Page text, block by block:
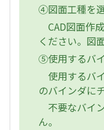
④図面工種を
CAD図面作
ください。図
⑤使用するバ
使用するバ
のバインダに
不要なバイ
ん。